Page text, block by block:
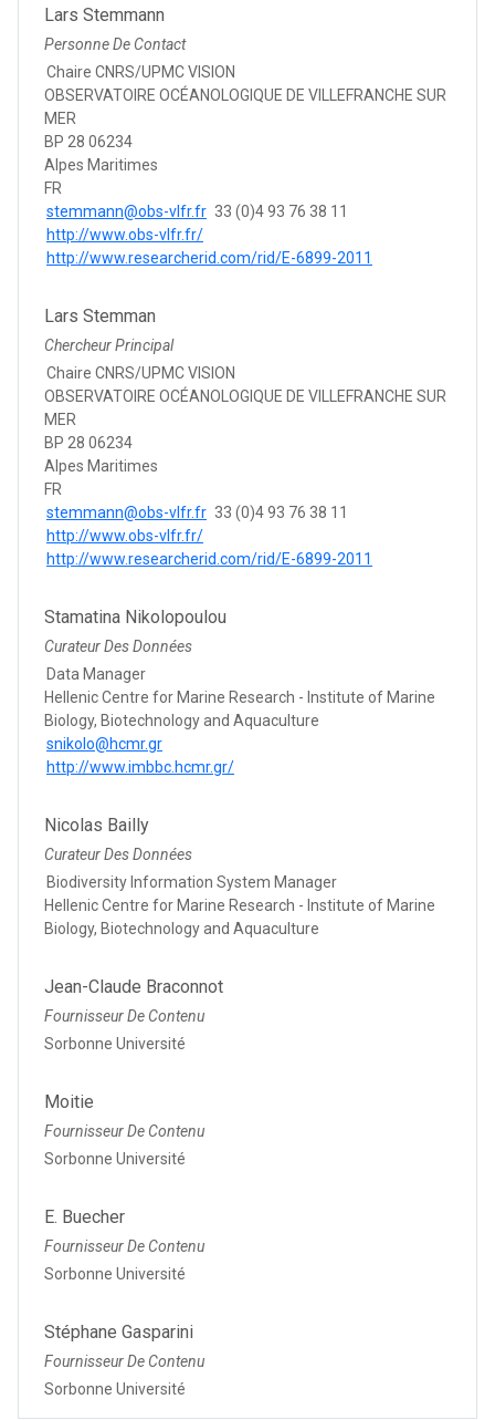
Lars Stemmann
Personne De Contact
Chaire CNRS/UPMC VISION
OBSERVATOIRE OCÉANOLOGIQUE DE VILLEFRANCHE SUR
MER
BP 28 06234
Alpes Maritimes
FR
stemmann@obs-vlfr.fr 33 (0)4 93 76 38 11
http://www.obs-vlfr.fr/
http://www.researcherid.com/rid/E-6899-2011
Lars Stemman
Chercheur Principal
Chaire CNRS/UPMC VISION
OBSERVATOIRE OCÉANOLOGIQUE DE VILLEFRANCHE SUR
MER
BP 28 06234
Alpes Maritimes
FR
stemmann@obs-vlfr.fr 33 (0)4 93 76 38 11
http://www.obs-vlfr.fr/
http://www.researcherid.com/rid/E-6899-2011
Stamatina Nikolopoulou
Curateur Des Données
Data Manager
Hellenic Centre for Marine Research - Institute of Marine
Biology, Biotechnology and Aquaculture
snikolo@hcmr.gr
http://www.imbbc.hcmr.gr/
Nicolas Bailly
Curateur Des Données
Biodiversity Information System Manager
Hellenic Centre for Marine Research - Institute of Marine
Biology, Biotechnology and Aquaculture
Jean-Claude Braconnot
Fournisseur De Contenu
Sorbonne Université
Moitie
Fournisseur De Contenu
Sorbonne Université
E. Buecher
Fournisseur De Contenu
Sorbonne Université
Stéphane Gasparini
Fournisseur De Contenu
Sorbonne Université